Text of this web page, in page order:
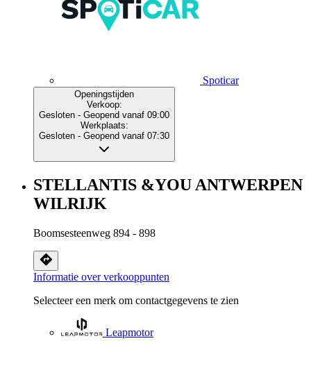
Spoticar
Openingstijden
Verkoop:
Gesloten - Geopend vanaf 09:00
Werkplaats:
Gesloten - Geopend vanaf 07:30
STELLANTIS &YOU ANTWERPEN
WILRIJK
Boomsesteenweg 894 - 898
Informatie over verkooppunten
Selecteer een merk om contactgegevens te zien
Leapmotor